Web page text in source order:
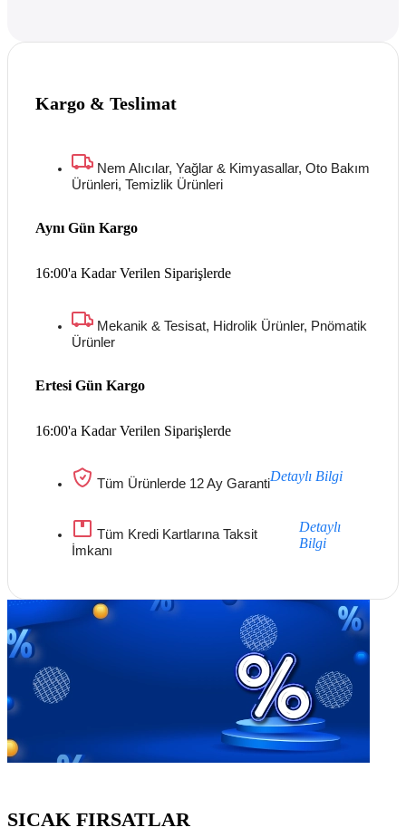
Kargo & Teslimat
Nem Alıcılar, Yağlar & Kimyasallar, Oto Bakım
Ürünleri, Temizlik Ürünleri
16:00'a Kadar Verilen Siparişlerde
Aynı Gün Kargo
Mekanik & Tesisat, Hidrolik Ürünler, Pnömatik
Ürünler
16:00'a Kadar Verilen Siparişlerde
Ertesi Gün Kargo
Tüm Ürünlerde 12 Ay GarantiDetaylı Bilgi
Tüm Kredi Kartlarına Taksit
İmkanı
Detaylı
Bilgi
SICAK FIRSATLAR